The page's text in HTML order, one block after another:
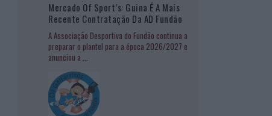
Mercado Of Sport’s: Guina É A Mais
Recente Contratação Da AD Fundão
A Associação Desportiva do Fundão continua a
preparar o plantel para a época 2026/2027 e
anunciou a ...